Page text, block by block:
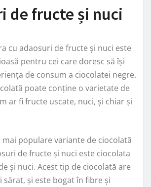
de fructe și nuci
cu adaosuri de fructe și nuci este
pentru cei care doresc să își
de consum a ciocolatei negre.
poate conține o varietate de
ar fi fructe uscate, nuci, și chiar și
populare variante de ciocolată
de fructe și nuci este ciocolata
și nuci. Acest tip de ciocolată are
sărat, și este bogat în fibre și